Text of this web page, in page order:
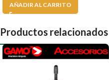
AÑADIR AL CARRITO
Productos relacionados